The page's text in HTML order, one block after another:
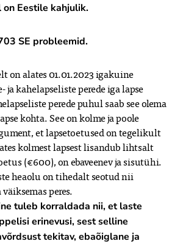
Eestile kahjulik.
SE probleemid.
on alates 01.01.2023 igakuine
ja kahelapseliste perede iga lapse
perede puhul saab see olema
kohta. See on kolme ja poole
et lapsetoetused on tegelikult
kolmest lapsest lisandub lihtsalt
(€600), on ebaveenev ja sisutühi.
heaolu on tihedalt seotud nii
tuleb korraldada nii, et laste
erinevusi, sest selline
tekitav, ebaõiglane ja